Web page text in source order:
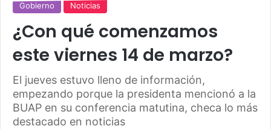
Gobierno Noticias
¿Con qué comenzamos
este viernes 14 de marzo?
El jueves estuvo lleno de información,
empezando porque la presidenta mencionó a la
BUAP en su conferencia matutina, checa lo más
destacado en noticias